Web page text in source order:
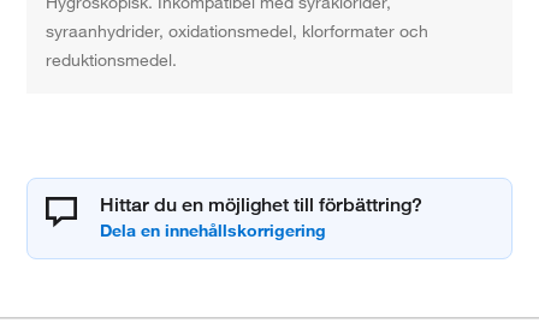
syraanhydrider, oxidationsmedel, klorformater och
reduktionsmedel.
Hittar du en möjlighet till förbättring?